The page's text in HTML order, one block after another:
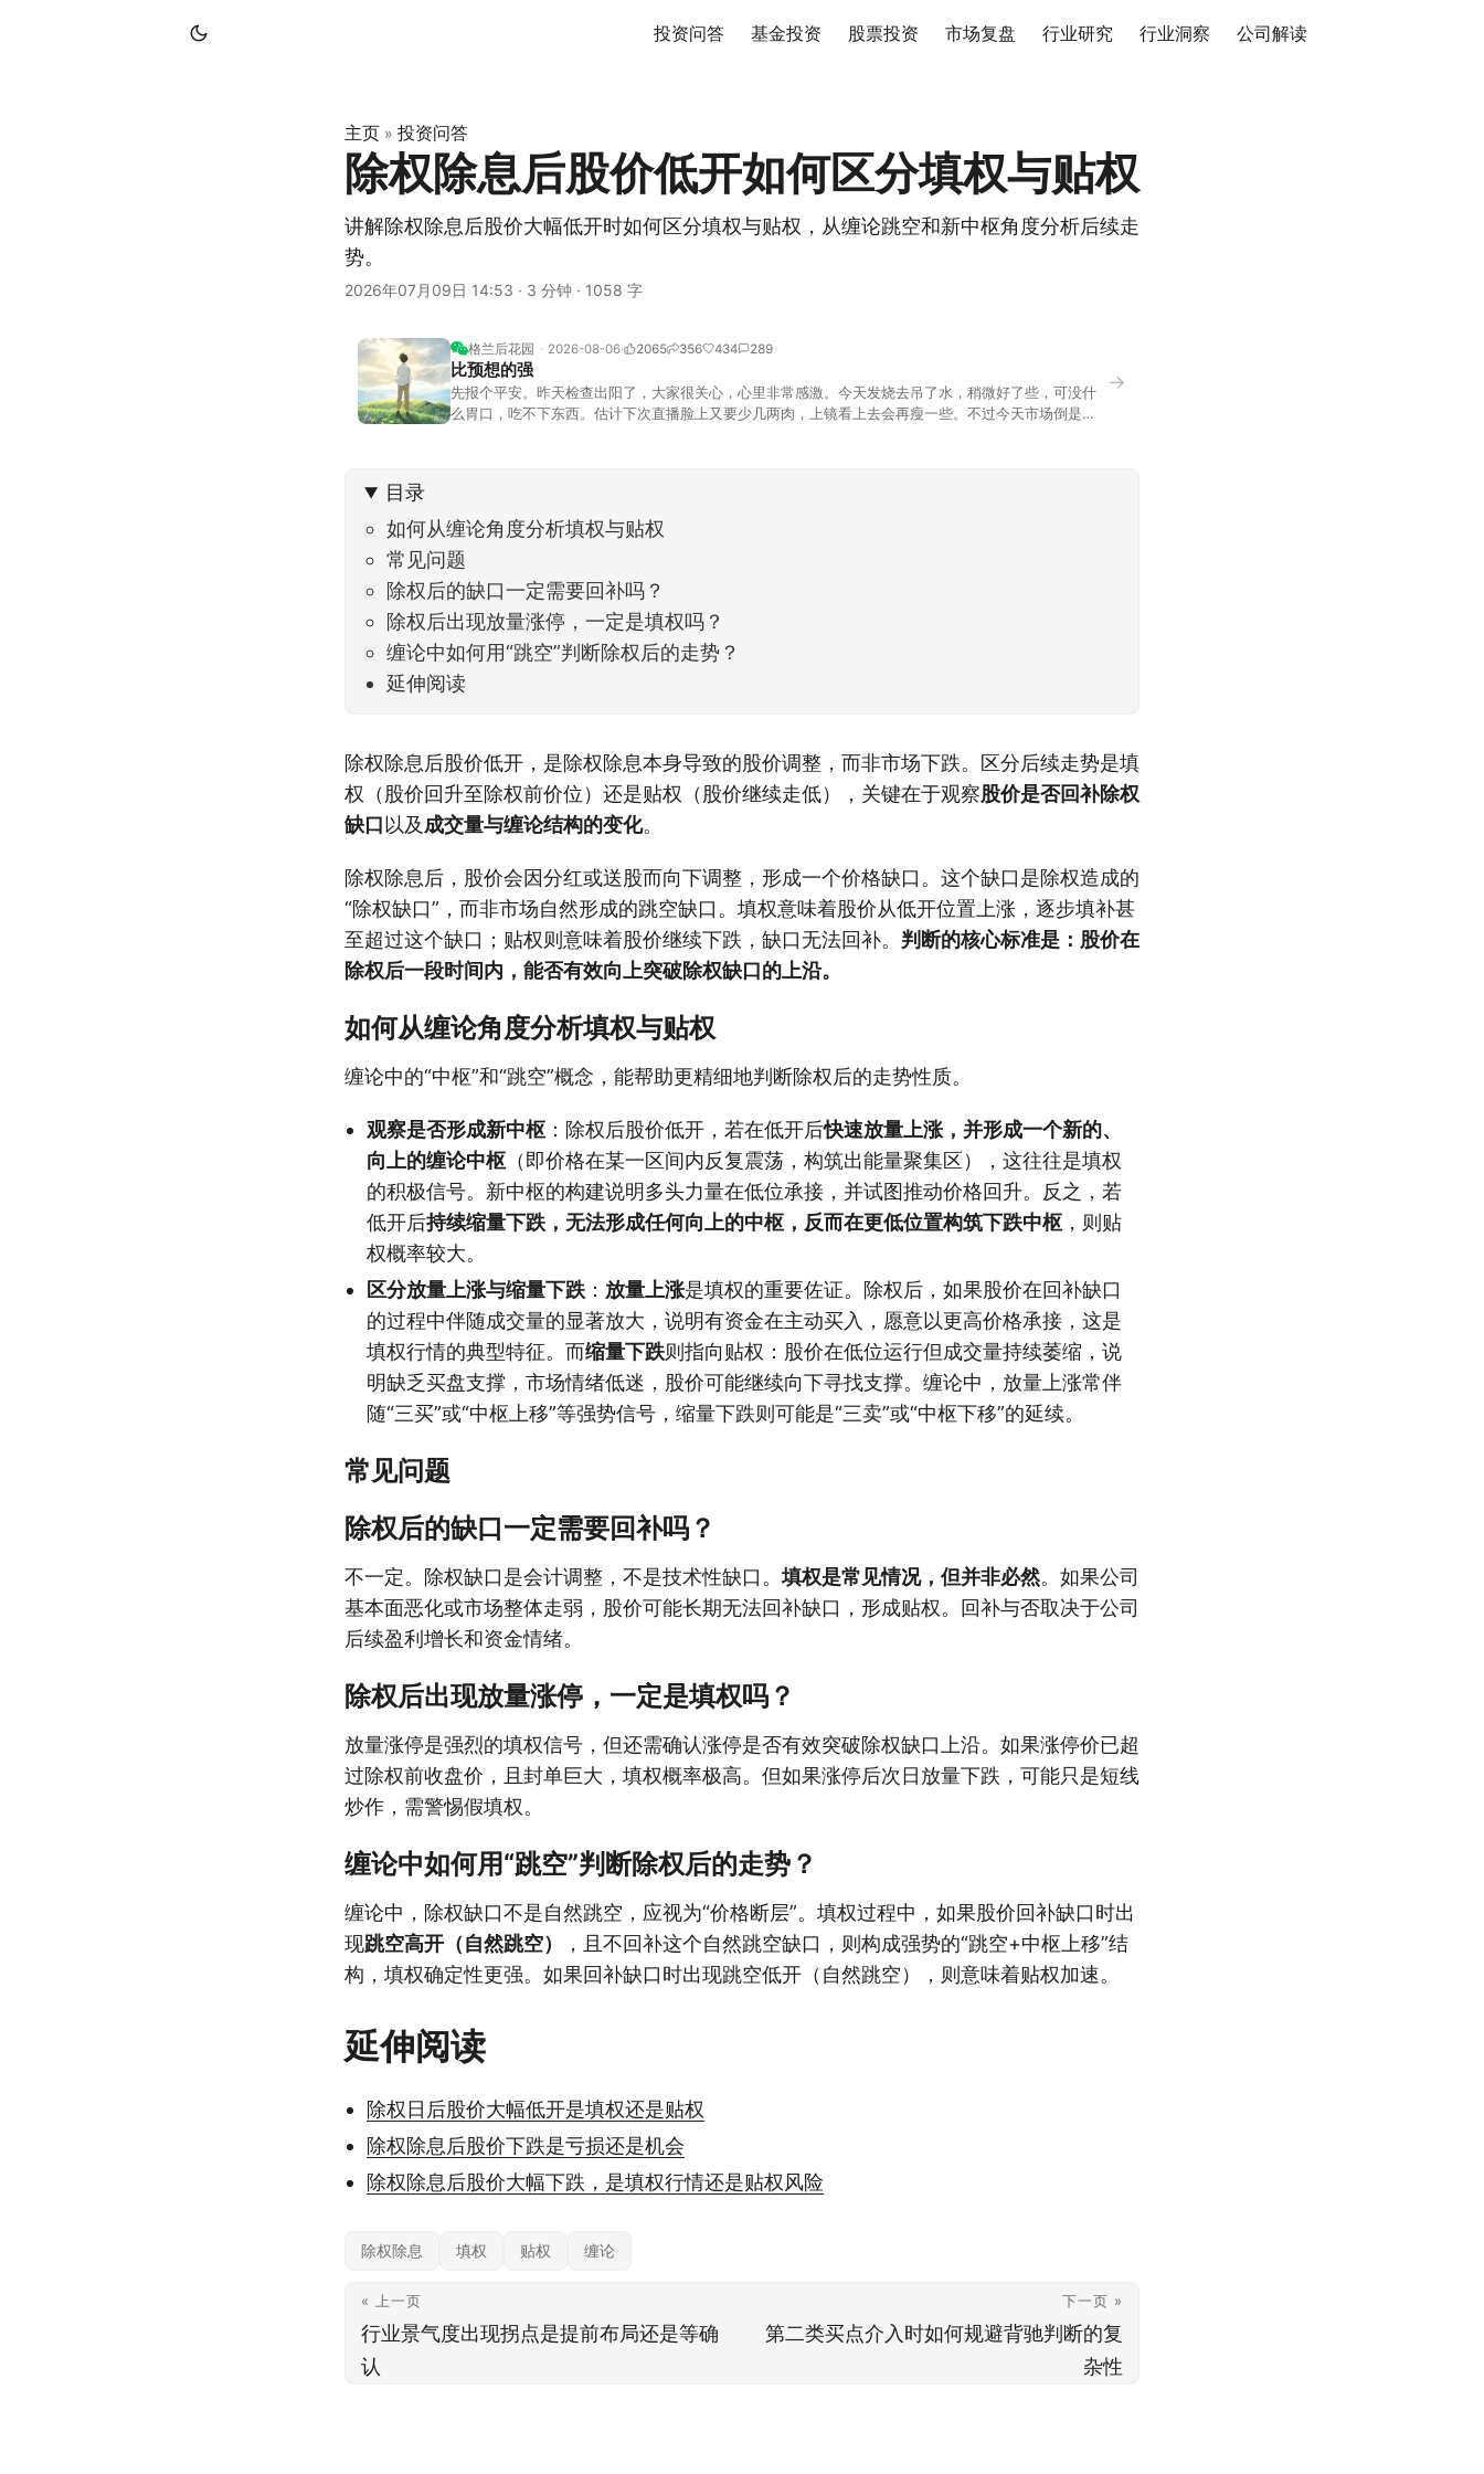
投资问答 基金投资 股票投资 市场复盘 行业研究 行业洞察 公司解读
主页 » 投资问答
除权除息后股价低开如何区分填权与贴权
讲解除权除息后股价大幅低开时如何区分填权与贴权，从缠论跳空和新中枢角度分析后续走
势。
2026年07月09日 14:53 · 3 分钟 · 1058 字
格兰后花园 2026-08-06 2065 356 434 289
比预想的强
先报个平安。昨天检查出阳了，大家很关心，心里非常感激。今天发烧去吊了水，稍微好了些，可没什
么胃口，吃不下东西。估计下次直播脸上又要少几两肉，上镜看上去会再瘦一些。不过今天市场倒是蛮
→
目录
如何从缠论角度分析填权与贴权
常见问题
除权后的缺口一定需要回补吗？
除权后出现放量涨停，一定是填权吗？
缠论中如何用“跳空”判断除权后的走势？
延伸阅读
除权除息后股价低开，是除权除息本身导致的股价调整，而非市场下跌。区分后续走势是填
权（股价回升至除权前价位）还是贴权（股价继续走低），关键在于观察股价是否回补除权
缺口以及成交量与缠论结构的变化。
除权除息后，股价会因分红或送股而向下调整，形成一个价格缺口。这个缺口是除权造成的
“除权缺口”，而非市场自然形成的跳空缺口。填权意味着股价从低开位置上涨，逐步填补甚
至超过这个缺口；贴权则意味着股价继续下跌，缺口无法回补。 判断的核心标准是：股价在
除权后一段时间内，能否有效向上突破除权缺口的上沿。
如何从缠论角度分析填权与贴权
缠论中的“中枢”和“跳空”概念，能帮助更精细地判断除权后的走势性质。
观察是否形成新中枢 ：除权后股价低开，若在低开后快速放量上涨，并形成一个新的、
向上的缠论中枢 （即价格在某一区间内反复震荡，构筑出能量聚集区），这往往是填权
的积极信号。新中枢的构建说明多头力量在低位承接，并试图推动价格回升。反之，若
低开后持续缩量下跌，无法形成任何向上的中枢，反而在更低位置构筑下跌中枢 ，则贴
权概率较大。
区分放量上涨与缩量下跌 ： 放量上涨是填权的重要佐证。除权后，如果股价在回补缺口
的过程中伴随成交量的显著放大，说明有资金在主动买入，愿意以更高价格承接，这是
填权行情的典型特征。而缩量下跌则指向贴权：股价在低位运行但成交量持续萎缩，说
明缺乏买盘支撑，市场情绪低迷，股价可能继续向下寻找支撑。缠论中，放量上涨常伴
随“三买”或“中枢上移”等强势信号，缩量下跌则可能是“三卖”或“中枢下移”的延续。
常见问题
除权后的缺口一定需要回补吗？
不一定。除权缺口是会计调整，不是技术性缺口。填权是常见情况，但并非必然。如果公司
基本面恶化或市场整体走弱，股价可能长期无法回补缺口，形成贴权。回补与否取决于公司
后续盈利增长和资金情绪。
除权后出现放量涨停，一定是填权吗？
放量涨停是强烈的填权信号，但还需确认涨停是否有效突破除权缺口上沿。如果涨停价已超
过除权前收盘价，且封单巨大，填权概率极高。但如果涨停后次日放量下跌，可能只是短线
炒作，需警惕假填权。
缠论中如何用“跳空”判断除权后的走势？
缠论中，除权缺口不是自然跳空，应视为“价格断层”。填权过程中，如果股价回补缺口时出
现跳空高开（自然跳空）
，且不回补这个自然跳空缺口，则构成强势的“跳空+中枢上移”结
构，填权确定性更强。如果回补缺口时出现跳空低开（自然跳空），则意味着贴权加速。
延伸阅读
除权日后股价大幅低开是填权还是贴权
除权除息后股价下跌是亏损还是机会
除权除息后股价大幅下跌，是填权行情还是贴权风险
除权除息 填权 贴权 缠论
« 上一页
行业景气度出现拐点是提前布局还是等确
认
下一页 »
第二类买点介入时如何规避背驰判断的复
杂性